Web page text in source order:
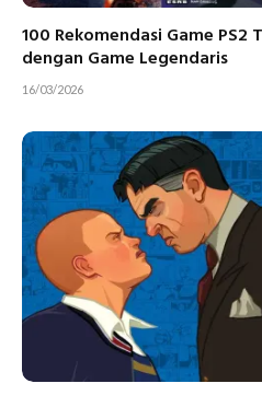
100 Rekomendasi Game PS2
dengan Game Legendaris
16/03/2026